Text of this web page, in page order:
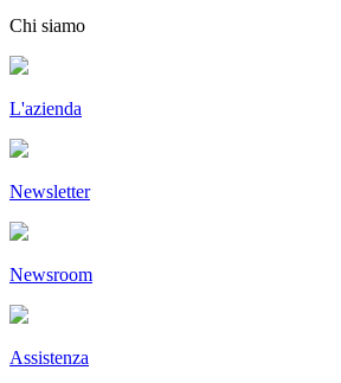
Chi siamo
L'azienda
Newsletter
Newsroom
Assistenza